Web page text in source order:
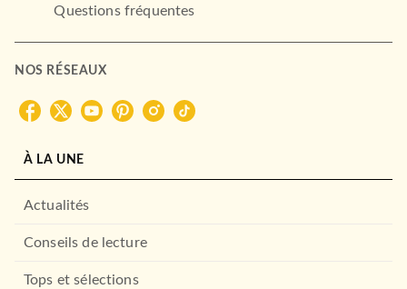
Questions fréquentes
NOS RÉSEAUX
À LA UNE
Actualités
Conseils de lecture
Tops et sélections